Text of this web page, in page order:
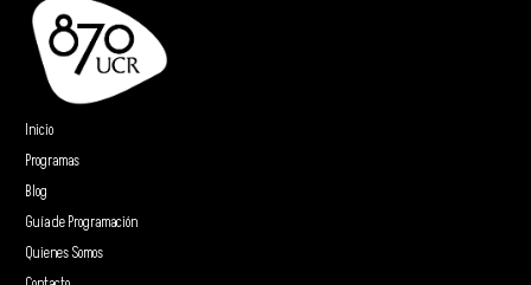
Inicio
Programas
Blog
Guía de Programación
Quienes Somos